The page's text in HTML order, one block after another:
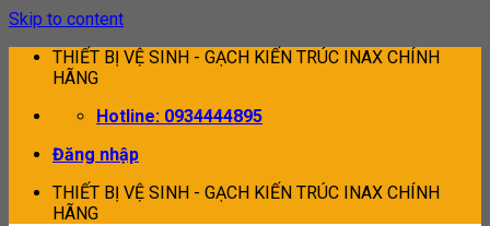
Skip to content
THIẾT BỊ VỆ SINH - GẠCH KIẾN TRÚC INAX CHÍNH
HÃNG
Hotline: 0934444895
Đăng nhập
THIẾT BỊ VỆ SINH - GẠCH KIẾN TRÚC INAX CHÍNH
HÃNG